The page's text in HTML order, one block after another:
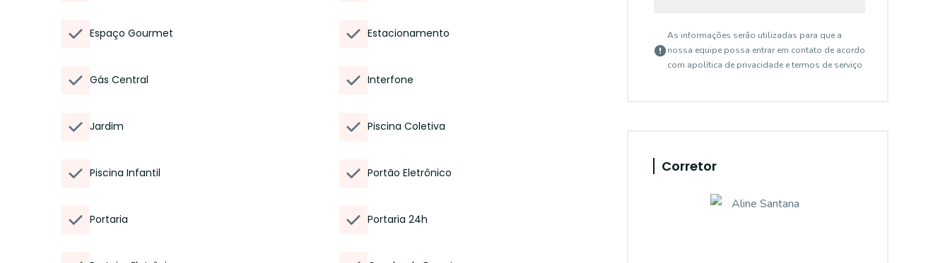
Espaço Gourmet Estacionamento
Gás Central Interfone
Jardim Piscina Coletiva
Piscina Infantil Portão Eletrônico
Portaria Portaria 24h
As informações serão utilizadas para que a
nossa equipe possa entrar em contato de acordo
com apolítica de privacidade e termos de serviço
Corretor